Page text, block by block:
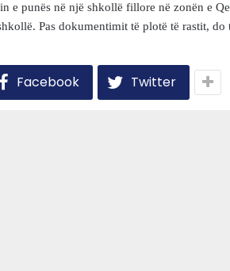
e punës në një shkollë fillore në zonën e
Pas dokumentimit të plotë të rastit,
Facebook Twitter